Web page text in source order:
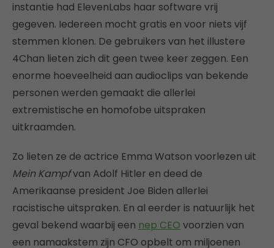
instantie had ElevenLabs haar software vrij
gegeven. Iedereen mocht gratis en voor niets vijf
stemmen klonen. De gebruikers van het illustere
4Chan lieten zich dit geen twee keer zeggen. Een
enorme hoeveelheid aan audioclips van bekende
personen werden gemaakt die allerlei
extremistische en homofobe uitspraken
uitkraamden.
Zo lieten ze de actrice Emma Watson voorlezen uit
Mein Kampfvan Adolf Hitler en deed de
Amerikaanse president Joe Biden allerlei
racistische uitspraken. En al eerder is natuurlijk het
geval bekend waarbij een nep CEO voorzien van
een namaakstem zijn CFO opbelt om miljoenen